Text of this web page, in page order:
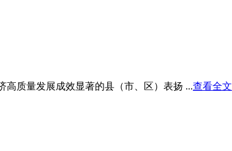
质量发展成效显著的县（市、区）表扬 ...查看全文